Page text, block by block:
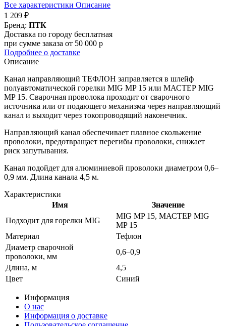
Все характеристики Описание
1 209 ₽
Бренд: ПТК
Доставка по городу бесплатная
при сумме заказа от 50 000 р
Подробнее о доставке
Описание
Канал направляющий ТЕФЛОН заправляется в шлейф
полуавтоматической горелки MIG MP 15 или МАСТЕР MIG
MP 15. Сварочная проволока проходит от сварочного
источника или от подающего механизма через направляющий
канал и выходит через токопроводящий наконечник.
Направляющий канал обеспечивает плавное скольжение
проволоки, предотвращает перегибы проволоки, снижает
риск запутывания.
Канал подойдет для алюминиевой проволоки диаметром 0,6–
0,9 мм. Длина канала 4,5 м.
Характеристики
Имя
Значение
Подходит для горелки MIG
MIG MP 15, МАСТЕР MIG
MP 15
Материал
Тефлон
Диаметр сварочной
проволоки, мм
0,6–0,9
Длина, м
4,5
Цвет
Синий
Информация
О нас
Информация о доставке